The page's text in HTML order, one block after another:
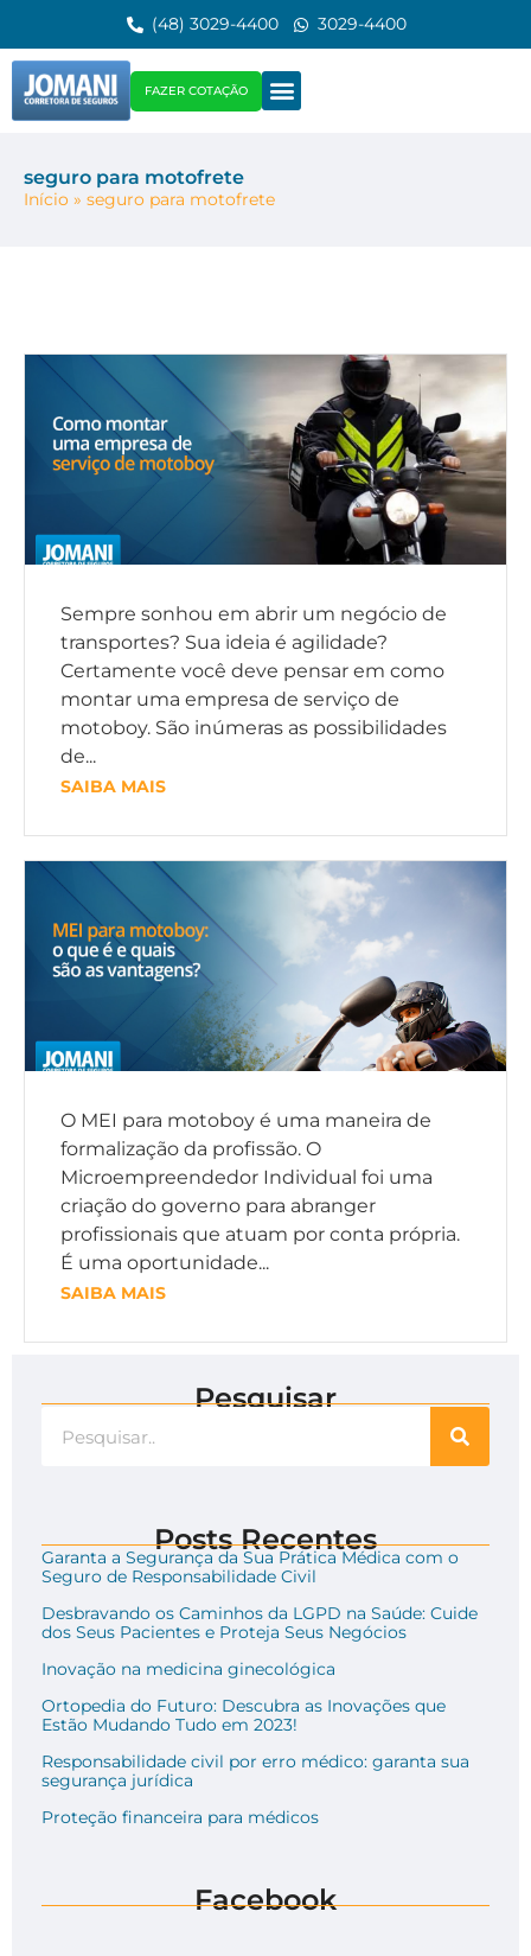
(48) 3029-4400 3029-4400
FAZER COTAÇÃO
seguro para motofrete
Início » seguro para motofrete
Sempre sonhou em abrir um negócio de
transportes? Sua ideia é agilidade?
Certamente você deve pensar em como
montar uma empresa de serviço de
motoboy. São inúmeras as possibilidades
de...
SAIBA MAIS
O MEI para motoboy é uma maneira de
formalização da profissão. O
Microempreendedor Individual foi uma
criação do governo para abranger
profissionais que atuam por conta própria.
É uma oportunidade...
SAIBA MAIS
Pesquisar
Posts Recentes
Garanta a Segurança da Sua Prática Médica com o
Seguro de Responsabilidade Civil
Desbravando os Caminhos da LGPD na Saúde: Cuide
dos Seus Pacientes e Proteja Seus Negócios
Inovação na medicina ginecológica
Ortopedia do Futuro: Descubra as Inovações que
Estão Mudando Tudo em 2023!
Responsabilidade civil por erro médico: garanta sua
segurança jurídica
Proteção financeira para médicos
Facebook